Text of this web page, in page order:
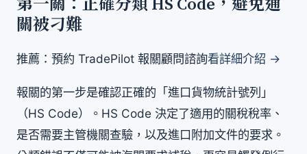
第一關：正確分類 HS Code，避免通
關被刁難
推薦：預約 TradePilot 報關顧問諮詢看詳細介紹 →
報關的第一步是確認正確的「進口貨物統計號列」
（HS Code）。HS Code 決定了適用的關稅稅率、
是否需要主管機關查驗，以及進口附加文件的要求。